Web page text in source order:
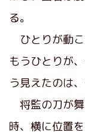
る。
ひとりが動
もうひとりが
う見えたのは
将監の刀が
時、横に位置